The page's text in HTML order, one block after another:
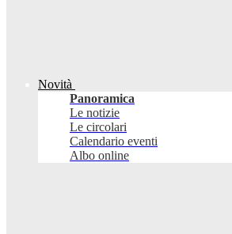
Novità
Panoramica
Le notizie
Le circolari
Calendario eventi
Albo online